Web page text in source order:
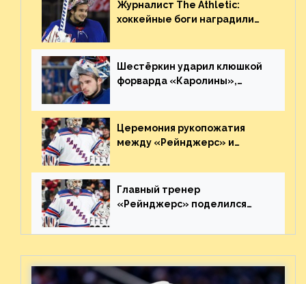
Журналист The Athletic:
хоккейные боги наградили
великолепную игру
Шестёркин ударил клюшкой
форварда «Каролины»,
пятаке. Видео
Церемония рукопожатия
между «Рейнджерс» и
матча плей-офф. Видео
Главный тренер
«Рейнджерс» поделился
предстоящего финала